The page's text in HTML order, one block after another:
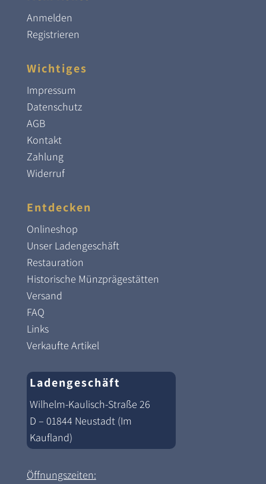
Anmelden
Registrieren
Wichtiges
Impressum
Datenschutz
AGB
Kontakt
Zahlung
Widerruf
Entdecken
Onlineshop
Unser Ladengeschäft
Restauration
Historische Münzprägestätten
Versand
FAQ
Links
Verkaufte Artikel
Ladengeschäft
Wilhelm-Kaulisch-Straße 26
D – 01844 Neustadt (Im
Kaufland)
Öffnungszeiten: